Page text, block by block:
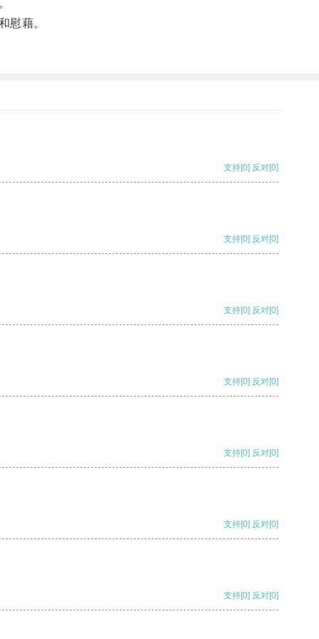
慰藉。
支持[0] 反对[0]
支持[0] 反对[0]
支持[0] 反对[0]
支持[0] 反对[0]
支持[0] 反对[0]
支持[0] 反对[0]
支持[0] 反对[0]